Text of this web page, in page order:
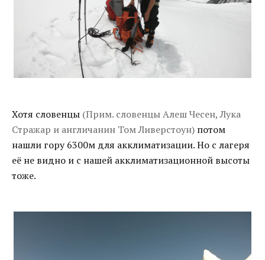
Хотя словенцы (Прим. словенцы Алеш Чесен, Лука
Стражар и англичанин Том Ливерстоун) потом
нашли гору 6300м для акклиматизации. Но с лагеря
её не видно и с нашей акклиматизационной высоты
тоже.